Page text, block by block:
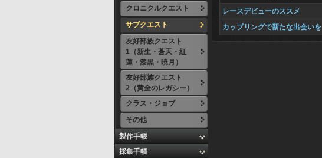
クロニクルクエスト
サブクエスト
友好部族クエスト
1（新生・蒼天・紅
蓮・漆黒・暁月）
友好部族クエスト
2（黄金のレガシー）
クラス・ジョブ
その他
製作手帳
採集手帳
レースデビューのススメ
カップリングで新たな出会いを